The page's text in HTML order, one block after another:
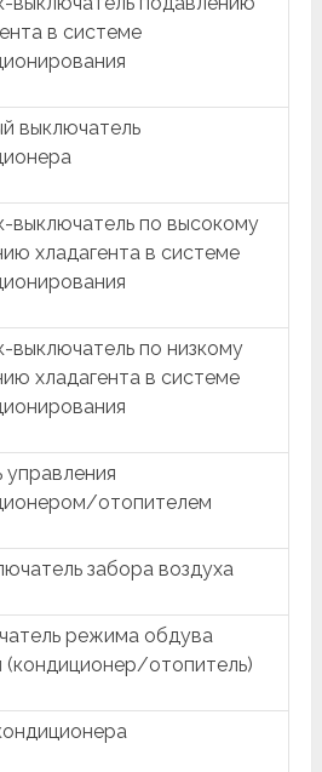
в системе
выключатель
выключатель по высокому
хладагента в системе
выключатель по низкому
хладагента в системе
управления
отопителем
забора воздуха
режима обдува
(кондиционер/отопитель)